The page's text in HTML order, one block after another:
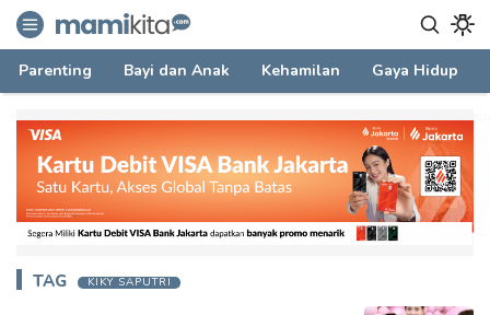
mamikita.com
Informasi Parenting untuk Mami Milenial
Parenting Bayi dan Anak Kehamilan Gaya Hidup
TAG KIKY SAPUTRI